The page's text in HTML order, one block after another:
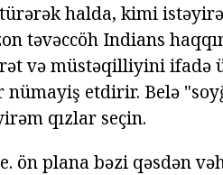
halda, kimi
təvəccöh Indians
və müstəqilliyini
etdirir. Belə
qızlar seçin.
ön plana bəzi qəsdən